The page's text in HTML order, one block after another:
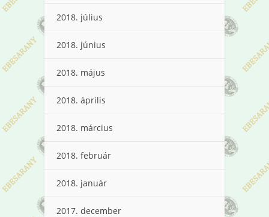
2018. július
2018. június
2018. május
2018. április
2018. március
2018. február
2018. január
2017. december